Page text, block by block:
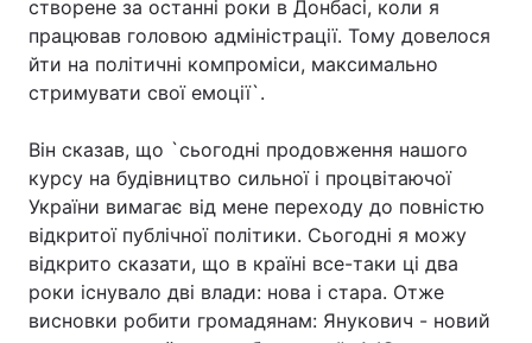
створене за останні роки в Донбасі, коли я
працював головою адміністрації. Тому довелося
йти на політичні компроміси, максимально
стримувати свої емоції`.
Він сказав, що `сьогодні продовження нашого
курсу на будівництво сильної і процвітаючої
України вимагає від мене переходу до повністю
відкритої публічної політики. Сьогодні я можу
відкрито сказати, що в країні все-таки ці два
роки існувало дві влади: нова і стара. Отже
висновки робити громадянам: Янукович - новий